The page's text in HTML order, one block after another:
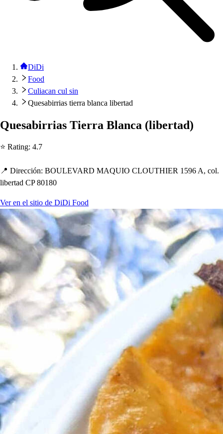
DiDi
Food
Culiacan cul sin
Quesabirrias tierra blanca libertad
Quesabirrias Tierra Blanca (libertad)
⭐ Rating: 4.7
📍 Dirección: BOULEVARD MAQUIO CLOUTHIER 1596 A, col.
libertad CP 80180
Ver en el sitio de DiDi Food